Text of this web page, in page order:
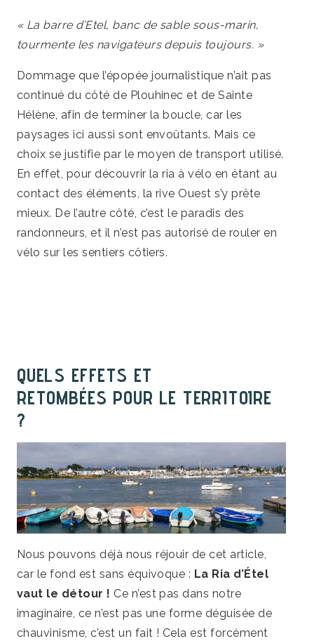
« La barre d’Etel, banc de sable sous-marin,
tourmente les navigateurs depuis toujours. »
Dommage que l’épopée journalistique n’ait pas
continué du côté de Plouhinec et de Sainte
Hélène, afin de terminer la boucle, car les
paysages ici aussi sont envoûtants. Mais ce
choix se justifie par le moyen de transport utilisé.
En effet, pour découvrir la ria à vélo en étant au
contact des éléments, la rive Ouest s’y prête
mieux. De l’autre côté, c’est le paradis des
randonneurs, et il n’est pas autorisé de rouler en
vélo sur les sentiers côtiers.
QUELS EFFETS ET
RETOMBÉES POUR LE TERRITOIRE
?
Nous pouvons déjà nous réjouir de cet article,
car le fond est sans équivoque : La Ria d’Étel
vaut le détour ! Ce n’est pas dans notre
imaginaire, ce n’est pas une forme déguisée de
chauvinisme, c’est un fait ! Cela est forcément